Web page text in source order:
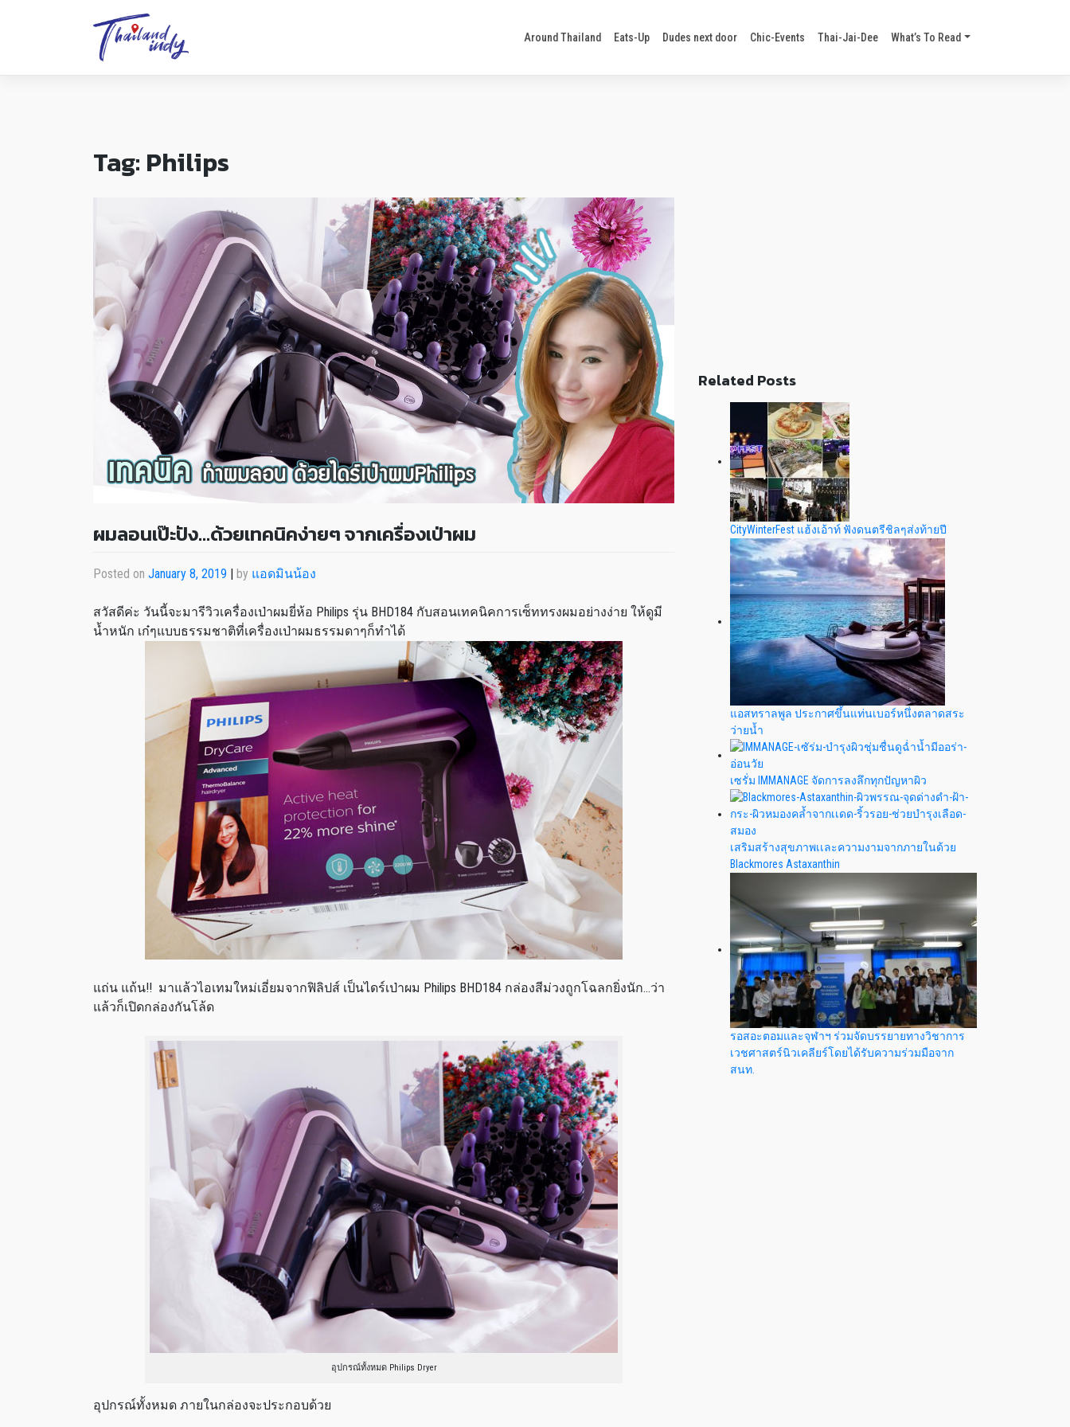
Around Thailand Eats-Up Dudes next door Chic-Events Thai-Jai-Dee What’s To Read
Tag: Philips
ผมลอนเป๊ะปัง…ด้วยเทคนิคง่ายๆ จากเครื่องเป่าผม
Posted on January 8, 2019 | by แอดมินน้อง
สวัสดีค่ะ วันนี้จะมารีวิวเครื่องเป่าผมยี่ห้อ Philips รุ่น BHD184 กับสอนเทคนิคการเซ็ททรงผมอย่างง่าย ให้ดูมี
น้ำหนัก เก๋ๆแบบธรรมชาติที่เครื่องเป่าผมธรรมดาๆก็ทำได้
แถ่น แถ้น!! มาแล้วไอเทมใหม่เอี่ยมจากฟิลิปส์ เป็นไดร์เป่าผม Philips BHD184 กล่องสีม่วงถูกโฉลกยิ่งนัก…ว่า
แล้วก็เปิดกล่องกันโล้ด
อุปกรณ์ทั้งหมด Philips Dryer
อุปกรณ์ทั้งหมด ภายในกล่องจะประกอบด้วย
Related Posts
CityWinterFest แฮ้งเอ้าท์ ฟังดนตรีชิลๆส่งท้ายปี
แอสทราลพูล ประกาศขึ้นแท่นเบอร์หนึ่งตลาดสระ
ว่ายน้ำ
เซรั่ม IMMANAGE จัดการลงลึกทุกปัญหาผิว
เสริมสร้างสุขภาพเเละความงามจากภายในด้วย
Blackmores Astaxanthin
รอสอะตอมและจุฬาฯ ร่วมจัดบรรยายทางวิชาการ
เวชศาสตร์นิวเคลียร์โดยได้รับความร่วมมือจาก
สนท.